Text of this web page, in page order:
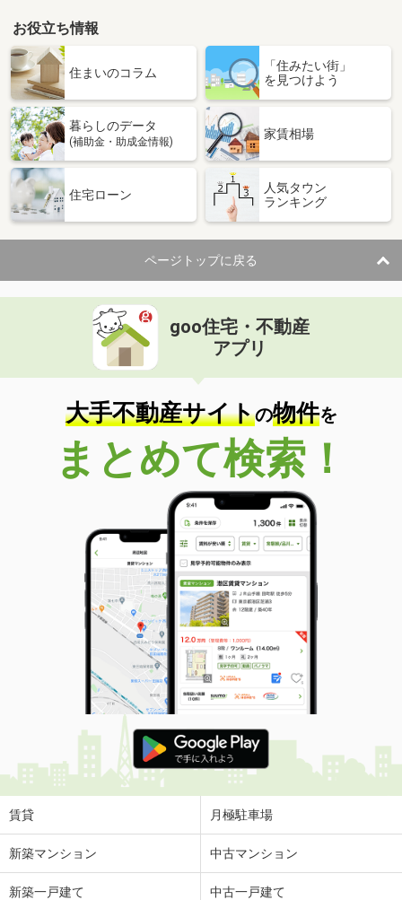
お役立ち情報
住まいのコラム
「住みたい街」
を見つけよう
暮らしのデータ
(補助金・助成金情報)
家賃相場
住宅ローン
人気タウン
ランキング
ページトップに戻る
goo住宅・不動産
アプリ
大手不動産サイトの物件を
まとめて検索！
賃貸 月極駐車場
新築マンション 中古マンション
新築一戸建て 中古一戸建て